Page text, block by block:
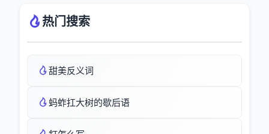
热门搜索
甜美反义词
蚂蚱扛大树的歇后语